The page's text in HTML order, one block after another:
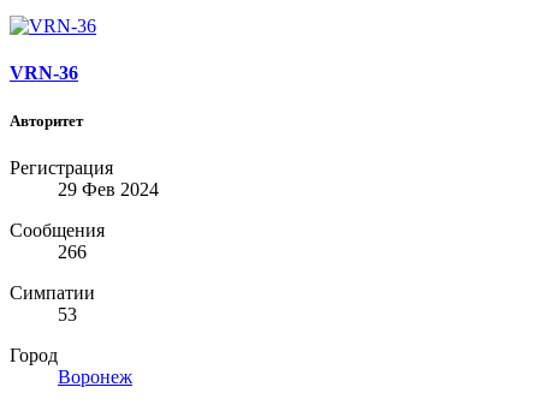
VRN-36
Авторитет
Регистрация
29 Фев 2024
Сообщения
266
Симпатии
53
Город
Воронеж